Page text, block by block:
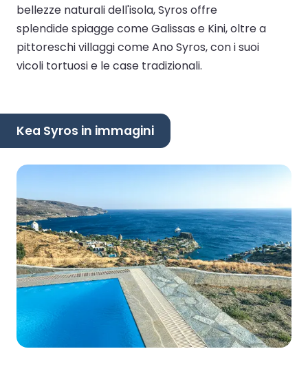
bellezze naturali dell'isola, Syros offre
splendide spiagge come Galissas e Kini, oltre a
pittoreschi villaggi come Ano Syros, con i suoi
vicoli tortuosi e le case tradizionali.
Kea Syros in immagini